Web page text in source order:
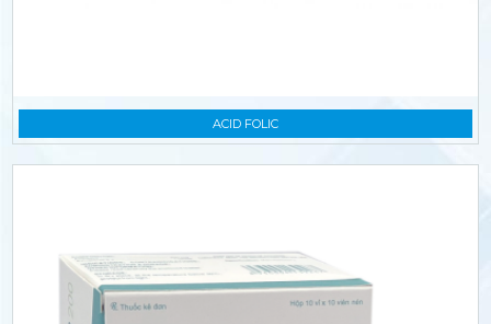
ACID FOLIC